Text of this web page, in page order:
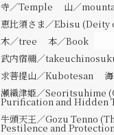
寺／Temple
山／
恵比須さま／Ebisu
木／tree
本／Book
武内宿禰／
求菩提山／Kubotesan
瀬織津姫／Seoritsuhime
Purification and Hidden
牛頭天王／Gozu Tenno
Pestilence and